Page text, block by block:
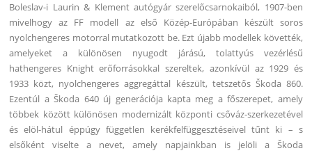
Boleslav-i Laurin & Klement autógyár szerelőcsarnokaiból, 1907-ben
mivelhogy az FF modell az első Közép-Európában készült soros
nyolchengeres motorral mutatkozott be. Ezt újabb modellek követték,
amelyeket a különösen nyugodt járású, tolattyús vezérlésű
hathengeres Knight erőforrásokkal szereltek, azonkívül az 1929 és
1933 közt, nyolchengeres aggregáttal készült, tetszetős Škoda 860.
Ezentúl a Škoda 640 új generációja kapta meg a főszerepet, amely
többek között különösen modernizált központi csőváz-szerkezetével
és elöl-hátul éppúgy független kerékfelfüggesztéseivel tűnt ki – s
elsőként viselte a nevet, amely napjainkban is jelöli a Škoda